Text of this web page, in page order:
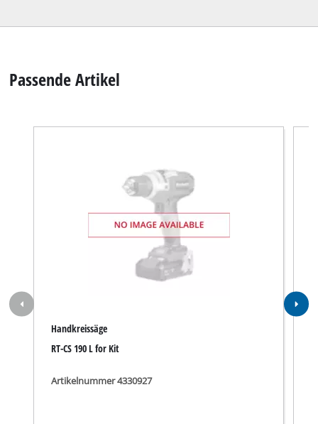
Passende Artikel
Handkreissäge
RT-CS 190 L for Kit
Artikelnummer 4330927